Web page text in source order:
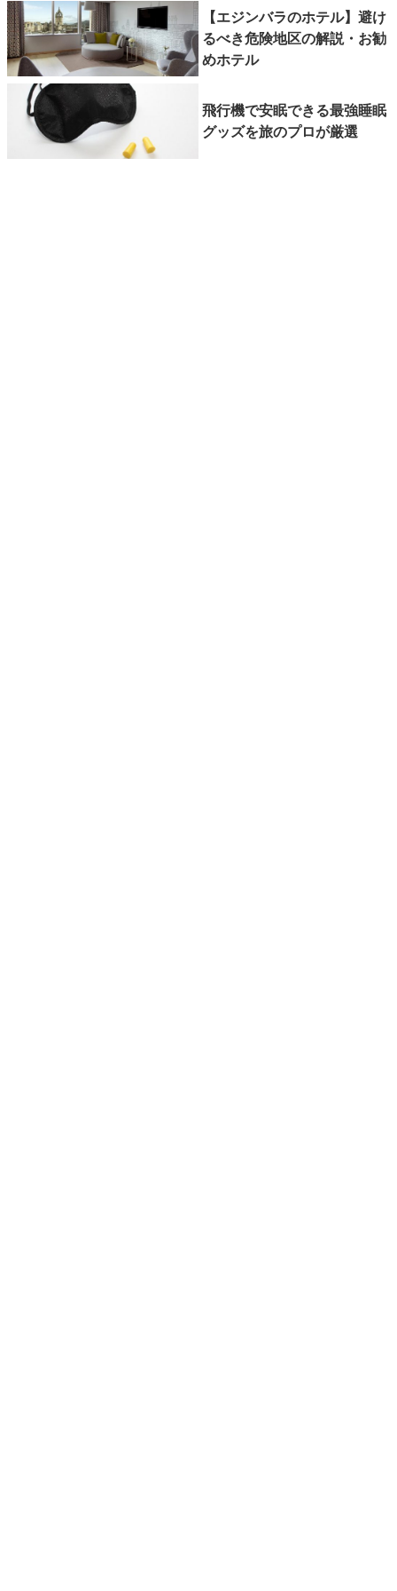
【エジンバラのホテル】避け
るべき危険地区の解説・お勧
めホテル
飛行機で安眠できる最強睡眠
グッズを旅のプロが厳選